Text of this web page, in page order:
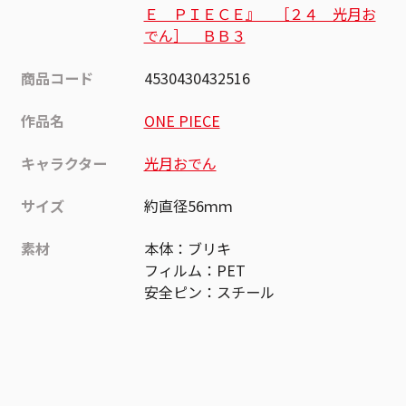
Ｅ ＰＩＥＣＥ』 ［２４ 光月お
でん］ ＢＢ３
商品コード
4530430432516
作品名
ONE PIECE
キャラクター
光月おでん
サイズ
約直径56ｍｍ
素材
本体：ブリキ
フィルム：PET
安全ピン：スチール